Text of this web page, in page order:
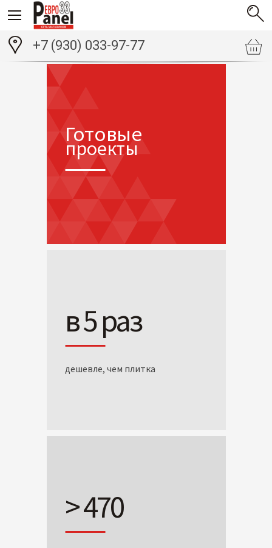
+7 (930) 033-97-77
Готовые
проекты
в 5 раз
дешевле, чем плитка
> 470